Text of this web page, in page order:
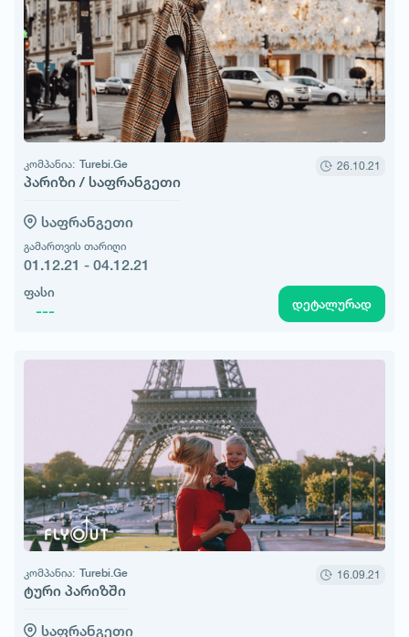
კომპანია: Turebi.Ge
პარიზი / საფრანგეთი
26.10.21
საფრანგეთი
გამართვის თარიღი
01.12.21 - 04.12.21
ფასი
--- დეტალურად
კომპანია: Turebi.Ge
ტური პარიზში
16.09.21
საფრანგეთი